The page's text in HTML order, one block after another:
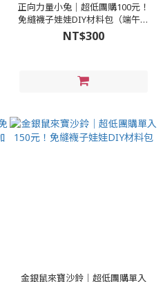
正向力量小兔│超低團購100元！
免縫襪子娃娃DIY材料包（端午節
加香氛精油變香包）
NT$300
金銀鼠來寶沙鈴│超低團購單入